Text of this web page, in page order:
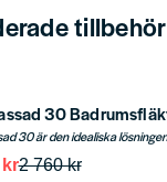
tillbehör
2 760 kr
kr